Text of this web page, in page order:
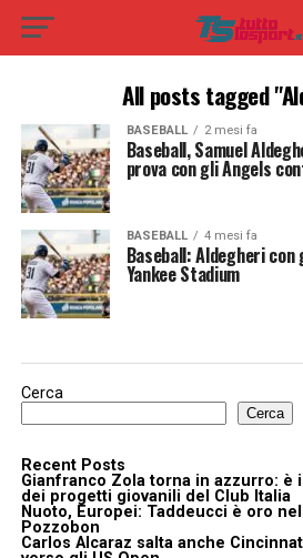
All posts tagged
BASEBALL 2 mesi fa
Baseball, Samuel
prova con gli Angels
BASEBALL 4 mesi fa
Baseball: Aldegheri
Yankee Stadium
Cerca
Cerca
Recent Posts
Gianfranco Zola torna in azzurro: è
dei progetti giovanili del Club Italia
Nuoto, Europei: Taddeucci è oro
Pozzobon
Carlos Alcaraz salta anche